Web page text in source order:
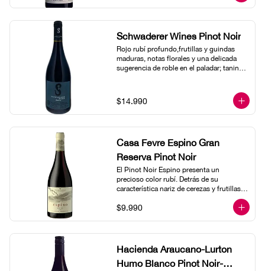
Schwaderer Wines Pinot Noir
Rojo rubí profundo,frutillas y guindas
maduras, notas florales y una delicada
sugerencia de roble en el paladar; taninos
$14.990
Casa Fevre Espino Gran
Reserva Pinot Noir
El Pinot Noir Espino presenta un
precioso color rubí. Detrás de su
característica nariz de cerezas y frutillas
revela un sutil nota mineral, de planta de
tomate, y un ligero final especiado. En el
$9.990
Hacienda Araucano-Lurton
Humo Blanco Pinot Noir-